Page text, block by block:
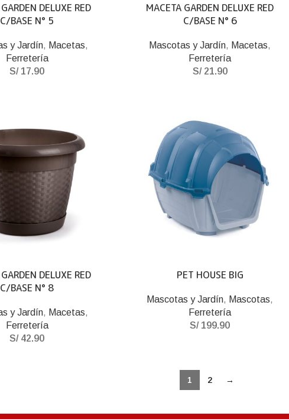
DELUXE RED
C/BASE N° 5
y Jardín, Macetas,
Ferretería
S/17.90
MACETA GARDEN DELUXE RED
C/BASE N° 6
Mascotas y Jardín, Macetas,
Ferretería
S/21.90
DELUXE RED
C/BASE N° 8
y Jardín, Macetas,
Ferretería
S/42.90
PET HOUSE BIG
Mascotas y Jardín, Mascotas,
Ferretería
S/199.90
1 2 →